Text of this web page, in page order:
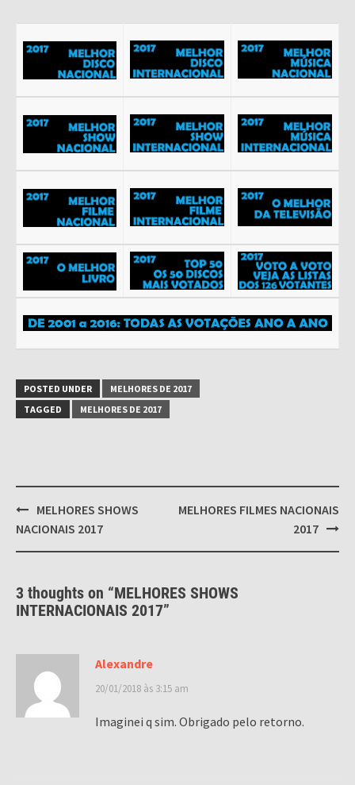
POSTED UNDER
MELHORES DE 2017
TAGGED
MELHORES DE 2017
Post
navigation
MELHORES SHOWS
NACIONAIS 2017
MELHORES FILMES NACIONAIS
2017
3 thoughts on “MELHORES SHOWS
INTERNACIONAIS 2017”
Alexandre
20/01/2018 às 3:15 am
Imaginei q sim. Obrigado pelo retorno.